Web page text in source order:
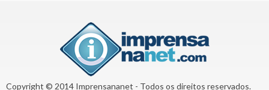
Copyright © 2014 Imprensananet - Todos os direitos reservados.